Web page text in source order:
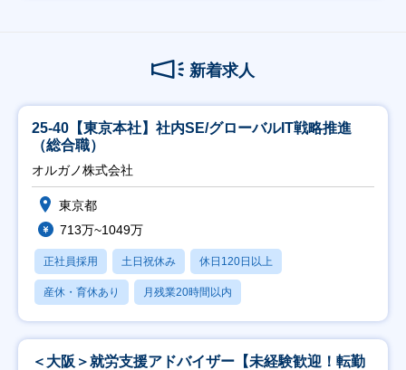
新着求人
25-40【東京本社】社内SE/グローバルIT戦略推進
（総合職）
オルガノ株式会社
東京都
713万~1049万
正社員採用 土日祝休み 休日120日以上
産休・育休あり 月残業20時間以内
＜大阪＞就労支援アドバイザー【未経験歓迎！転勤